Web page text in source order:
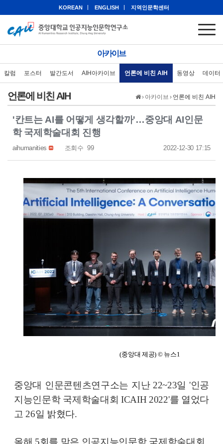
KOREAN ENGLISH 지역인문학센터
아카이브
칼럼 포스터 발간도서 AIH아카이브 언론에 비친 AIH 동영상 데이터
› 아카이브 › 언론에 비친 AIH
언론에 비친 AIH
'칸트는 AI를 어떻게 생각할까'…중앙대 AI인문
학 국제학술대회 진행
aihumanities 조회수 99 2022-12-30 17:15
(중앙대 제공) © 뉴스1
중앙대 인문콘텐츠연구소는 지난 22~23일 '인공
지능인문학 국제학술대회 ICAIH 2022'를 열었다
고 26일 밝혔다.
올해 5회를 맞은 인공지능인문학 국제학술대회